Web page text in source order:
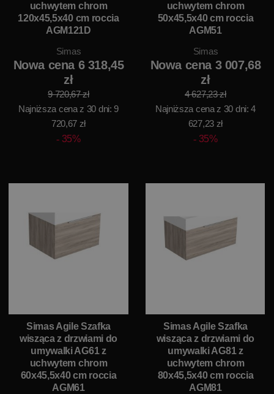
uchwytem chrom
120x45,5x40 cm roccia
AGM121D
Simas
Nowa cena 6 318,45
zł
9 720,67 zł
Najniższa cena z 30 dni: 9
720,67 zł
35%
uchwytem chrom
50x45,5x40 cm roccia
AGM51
Simas
Nowa cena 3 007,68
zł
4 627,23 zł
Najniższa cena z 30 dni: 4
627,23 zł
35%
Simas Agile Szafka
wisząca z drzwiami do
umywalki AG61 z
uchwytem chrom
60x45,5x40 cm roccia
AGM61
Simas Agile Szafka
wisząca z drzwiami do
umywalki AG81 z
uchwytem chrom
80x45,5x40 cm roccia
AGM81